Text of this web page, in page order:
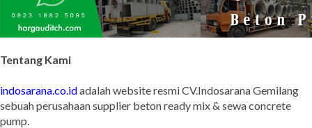
Tentang Kami
indosarana.co.idadalah website resmi CV.Indosarana Gemilang
sebuah perusahaan supplier beton ready mix & sewa concrete
pump.